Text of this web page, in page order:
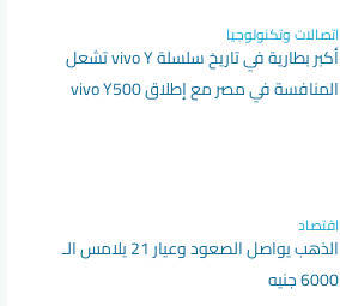
اتصالات وتكنولوجيا
أكبر بطارية في تاريخ سلسلة vivo Y تشعل
المنافسة في مصر مع إطلاق vivo Y500
اقتصاد
الذهب يواصل الصعود وعيار 21 يلامس الـ
6000 جنيه